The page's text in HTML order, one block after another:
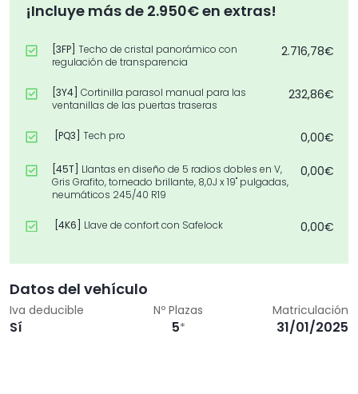
¡Incluye más de 2.950€ en extras!
[3FP] Techo de cristal panorámico con
regulación de transparencia
2.716,78€
[3Y4] Cortinilla parasol manual para las
ventanillas de las puertas traseras
232,86€
[PQ3] Tech pro 0,00€
[45T] Llantas en diseño de 5 radios dobles en V,
Gris Grafito, torneado brillante, 8,0J x 19" pulgadas,
neumáticos 245/40 R19
0,00€
[4K6] Llave de confort con Safelock 0,00€
0,00€
[79H]Aviso de cambio de carril y aviso de pel. al
bajar, sistema de asistencia tra. para el tráfico
transv. y asistencia de giro trasero
Datos del vehículo
Iva deducible
Sí
Nº Plazas
5*
Matriculación
31/01/2025